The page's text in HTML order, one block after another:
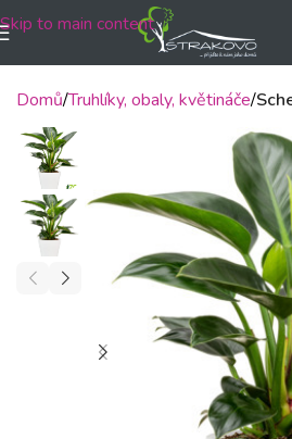
Skip to main content
Domů Truhlíky, obaly, květináče